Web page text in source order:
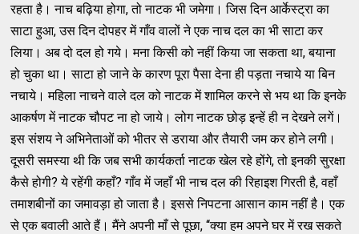
रहता है। नाच बढ़िया होगा, तो नाटक भी जमेगा। जिस दिन आर्केस्ट्रा का
साटा हुआ, उस दिन दोपहर में गाँव वालों ने एक नाच दल का भी साटा कर
लिया। अब दो दल हो गये। मना किसी को नहीं किया जा सकता था, बयाना
हो चुका था। साटा हो जाने के कारण पूरा पैसा देना ही पड़ता नचाये या बिन
नचाये। महिला नाचने वाले दल को नाटक में शामिल करने से भय था कि इनके
आकर्षण में नाटक चौपट ना हो जाये। लोग नाटक छोड़ इन्हें ही न देखने लगें।
इस संशय ने अभिनेताओं को भीतर से डराया और तैयारी जम कर होने लगी।
दूसरी समस्या थी कि जब सभी कार्यकर्ता नाटक खेल रहे होंगे, तो इनकी सुरक्षा
कैसे होगी? ये रहेंगी कहाँ? गाँव में जहाँ भी नाच दल की रिहाइश गिरती है, वहाँ
तमाशबीनों का जमावड़ा हो जाता है। इससे निपटना आसान काम नहीं है। एक
से एक बवाली आते हैं। मैंने अपनी माँ से पूछा, ‘‘क्या हम अपने घर में रख सकते